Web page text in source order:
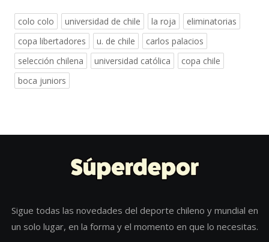
colo colo universidad de chile la roja
eliminatorias
copa libertadores
u. de chile
carlos palacios
selección chilena
universidad católica
copa chile
boca juniors
Sigue todas las novedades del deporte chileno y mundial en
un solo lugar, en la forma y el momento en que lo necesitas.